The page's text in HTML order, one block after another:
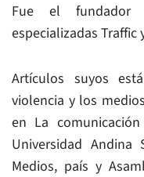
Fue el
especializadas Traffic
Artículos suyos
violencia y los
en La
Universidad
Medios, país y